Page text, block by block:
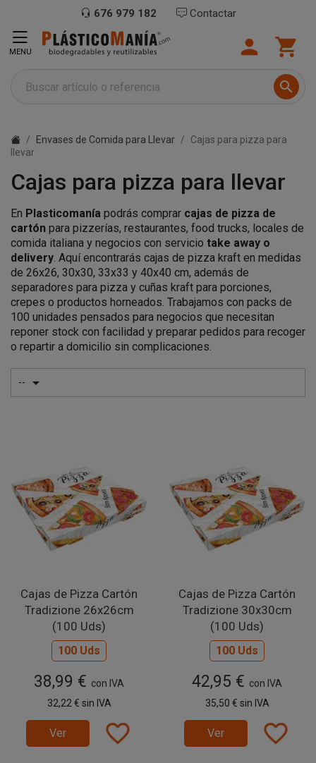
676 979 182 Contactar

 
MENU
Envases de Comida para Llevar
Cajas para pizza para
llevar
Cajas para pizza para llevar
En Plasticomanía podrás comprar cajas de pizza de
cartón para pizzerías, restaurantes, food trucks, locales de
comida italiana y negocios con servicio take away o
delivery. Aquí encontrarás cajas de pizza kraft en medidas
de 26x26, 30x30, 33x33 y 40x40 cm, además de
separadores para pizza y cuñas kraft para porciones,
crepes o productos horneados. Trabajamos con packs de
100 unidades pensados para negocios que necesitan
reponer stock con facilidad y preparar pedidos para recoger
o repartir a domicilio sin complicaciones.
-- 
Cajas de Pizza Cartón
Tradizione 26x26cm
(100 Uds)
100 Uds
38,99 € con IVA
32,22 € sin IVA
Ver favorite_border
Cajas de Pizza Cartón
Tradizione 30x30cm
(100 Uds)
100 Uds
42,95 € con IVA
35,50 € sin IVA
Ver favorite_border